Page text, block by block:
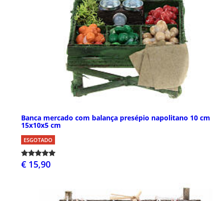
Banca mercado com balança presépio napolitano 10 cm
15x10x5 cm
ESGOTADO
€ 15,90